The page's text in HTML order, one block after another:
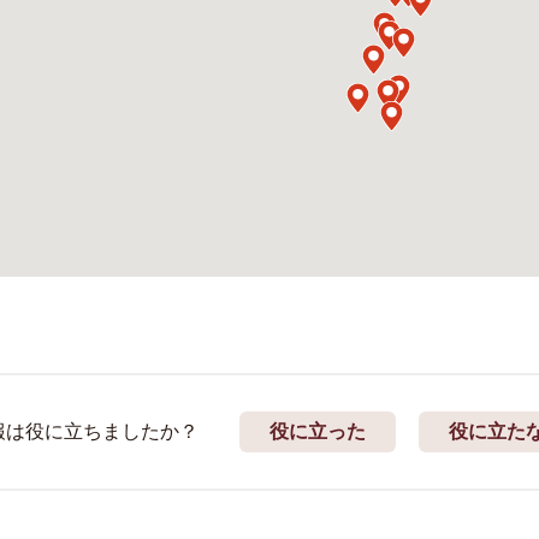
役に立ちましたか？ 役に立った 役に立た